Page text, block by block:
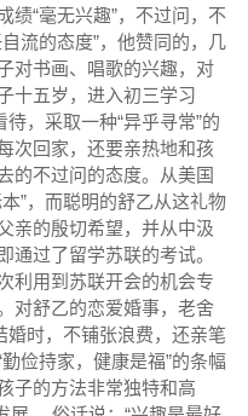
绩“毫无兴趣”，不过问，不
流的态度”，他赞同的，几
对书画、唱歌的兴趣，对
十五岁，进入初三学习
，采取一种“异乎寻常”的
次回家，还要亲热地和孩
的不过问的态度。从美国
”，而聪明的舒乙从这礼物
亲的殷切希望，并从中汲
通过了留学苏联的考试。
利用到苏联开会的机会专
对舒乙的恋爱婚事，老舍
婚时，不铺张浪费，还亲笔
俭持家，健康是福”的条幅
子的方法非常独特和高